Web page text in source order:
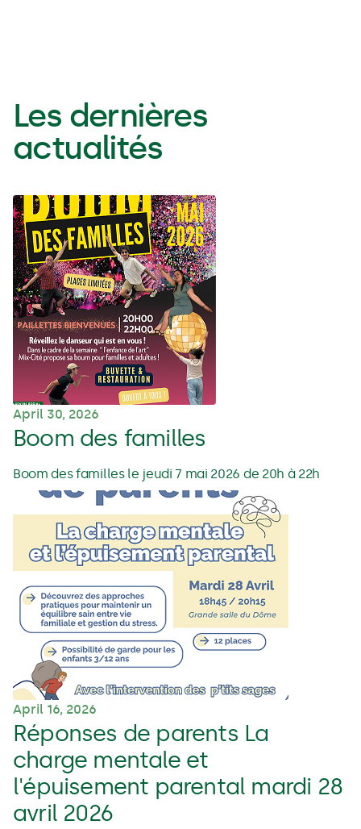
Les dernières
actualités
April 30, 2026
Boom des familles
Boom des familles le jeudi 7 mai 2026 de 20h à 22h
April 16, 2026
Réponses de parents La
charge mentale et
l'épuisement parental mardi 28
avril 2026